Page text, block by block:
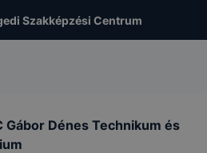
Szakképzési Centrum
Gábor Dénes Technikum és